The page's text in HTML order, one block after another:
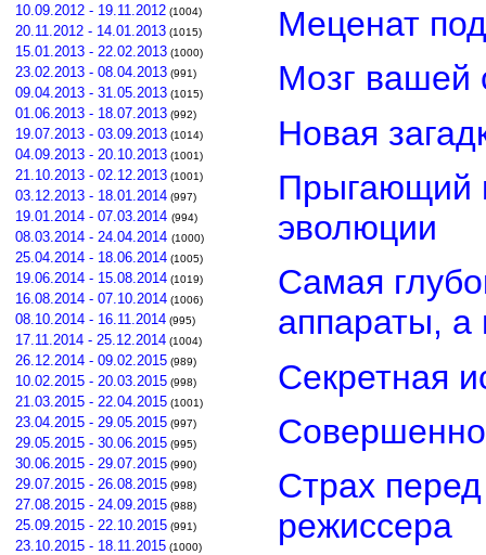
10.09.2012 - 19.11.2012 (1004)
20.11.2012 - 14.01.2013 (1015)
15.01.2013 - 22.02.2013 (1000)
23.02.2013 - 08.04.2013 (991)
09.04.2013 - 31.05.2013 (1015)
01.06.2013 - 18.07.2013 (992)
19.07.2013 - 03.09.2013 (1014)
04.09.2013 - 20.10.2013 (1001)
21.10.2013 - 02.12.2013 (1001)
03.12.2013 - 18.01.2014 (997)
19.01.2014 - 07.03.2014 (994)
08.03.2014 - 24.04.2014 (1000)
25.04.2014 - 18.06.2014 (1005)
19.06.2014 - 15.08.2014 (1019)
16.08.2014 - 07.10.2014 (1006)
08.10.2014 - 16.11.2014 (995)
17.11.2014 - 25.12.2014 (1004)
26.12.2014 - 09.02.2015 (989)
10.02.2015 - 20.03.2015 (998)
21.03.2015 - 22.04.2015 (1001)
23.04.2015 - 29.05.2015 (997)
29.05.2015 - 30.06.2015 (995)
30.06.2015 - 29.07.2015 (990)
29.07.2015 - 26.08.2015 (998)
27.08.2015 - 24.09.2015 (988)
25.09.2015 - 22.10.2015 (991)
23.10.2015 - 18.11.2015 (1000)
Меценат
Мозг вашей
Новая
Прыгающий
эволюции
Самая
аппараты, а
Секретная
Страх
режиссера